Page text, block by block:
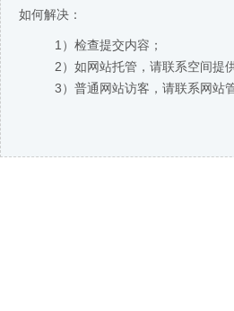
如何解决：
1）检查提交内容；
2）如网站托管，请联系空间提
3）普通网站访客，请联系网站